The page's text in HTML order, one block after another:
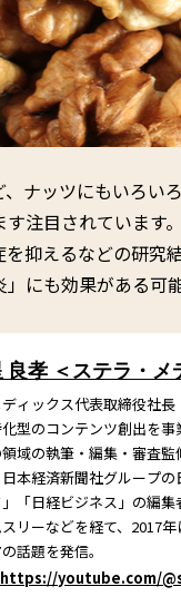
ナッツにもいろい
注目されています
抑えるなどの研究
にも効果がある可
良孝 ＜ステラ・メ
ディックス代表取締役社
型のコンテンツ創出を
域の執筆・編集・審査
本経済新聞社グループ
「日経ビジネス」の編
リーなどを経て、2017
話題を発信。
https://youtube.com/